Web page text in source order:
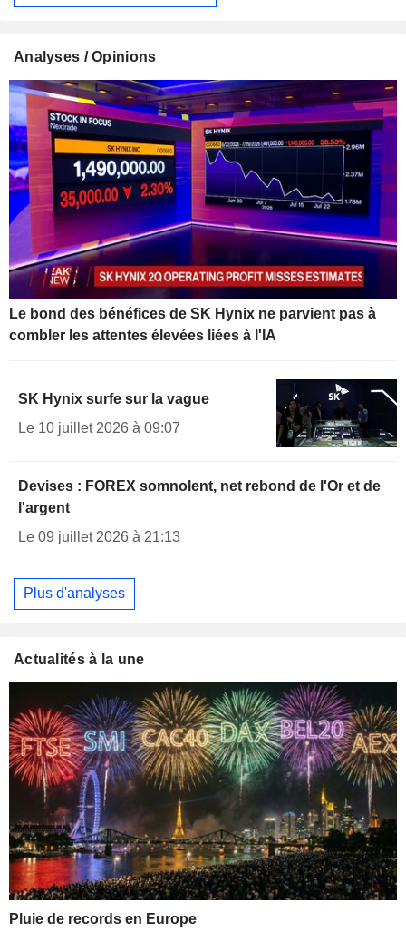
Analyses / Opinions
Le bond des bénéfices de SK Hynix ne parvient pas à
combler les attentes élevées liées à l'IA
SK Hynix surfe sur la vague
Le 10 juillet 2026 à 09:07
Devises : FOREX somnolent, net rebond de l'Or et de
l'argent
Le 09 juillet 2026 à 21:13
Plus d'analyses
Actualités à la une
Pluie de records en Europe